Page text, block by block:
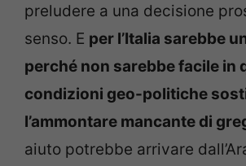
preludere a una decisione
senso. E per l’Italia sarebbe
perché non sarebbe facile in
condizioni geo-politiche
l’ammontare mancante di
aiuto potrebbe arrivare